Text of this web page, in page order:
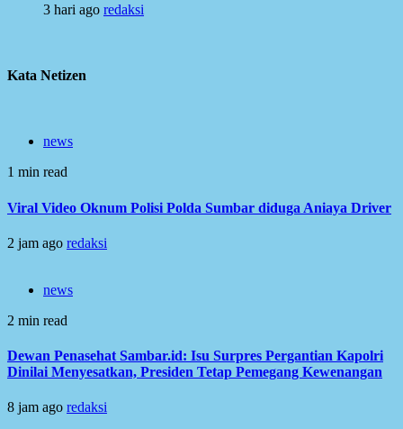
3 hari ago redaksi
Kata Netizen
news
1 min read
Viral Video Oknum Polisi Polda Sumbar diduga Aniaya Driver
2 jam ago redaksi
news
2 min read
Dewan Penasehat Sambar.id: Isu Surpres Pergantian Kapolri
Dinilai Menyesatkan, Presiden Tetap Pemegang Kewenangan
8 jam ago redaksi